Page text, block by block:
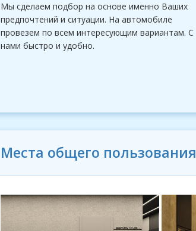
Мы сделаем подбор на основе именно Ваших
предпочтений и ситуации. На автомобиле
провезем по всем интересующим вариантам. С
нами быстро и удобно.
Места общего пользования